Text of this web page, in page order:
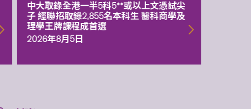
中大取錄全港一半5科5**或以上文憑試尖
子 經聯招取錄2,855名本科生 醫科商學及
理學王牌課程成首選
2026年8月5日